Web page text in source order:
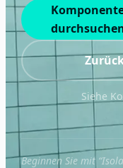
Siehe
Beginnen Sie mit